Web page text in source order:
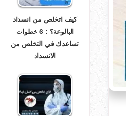
كيف اتخلص من انسداد
البالوعة؟ : 6 خطوات
تساعدك في التخلص من
الانسداد